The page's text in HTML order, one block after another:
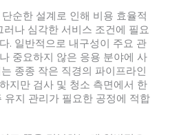
순한 설계로 인해 비용 효율적
나 심각한 서비스 조건에 필요
. 일반적으로 내구성이 주요 관
중요하지 않은 응용 분야에 사
종종 작은 직경의 파이프라인
지만 검사 및 청소 측면에서 한
지 관리가 필요한 공정에 적합